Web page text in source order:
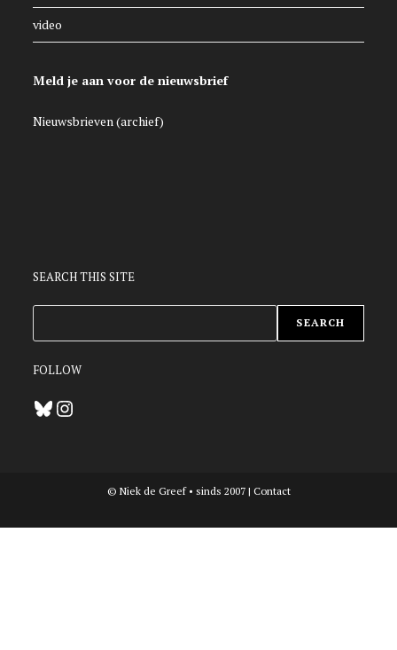
video
Meld je aan voor de nieuwsbrief
Nieuwsbrieven (archief)
SEARCH THIS SITE
SEARCH
FOLLOW
BlueskyInstagram
© Niek de Greef • sinds 2007 | Contact